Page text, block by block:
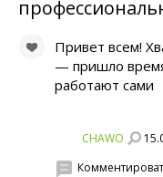
Привет всем!
— пришло
работают сами
CHAWO